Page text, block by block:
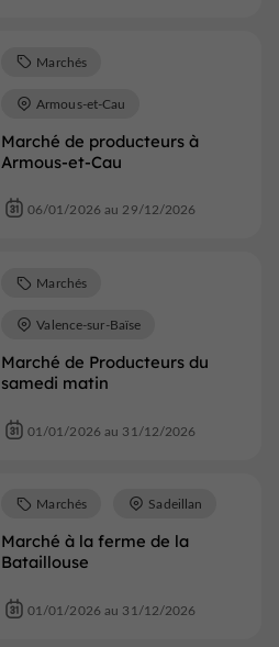
Marché de producteurs à
Armous-et-Cau
Marchés
Armous-et-Cau
06/01/2026 au 29/12/2026
Marché de Producteurs du
samedi matin
Marchés
Valence-sur-Baïse
01/01/2026 au 31/12/2026
Marché à la ferme de la
Bataillouse
Marchés Sadeillan
01/01/2026 au 31/12/2026